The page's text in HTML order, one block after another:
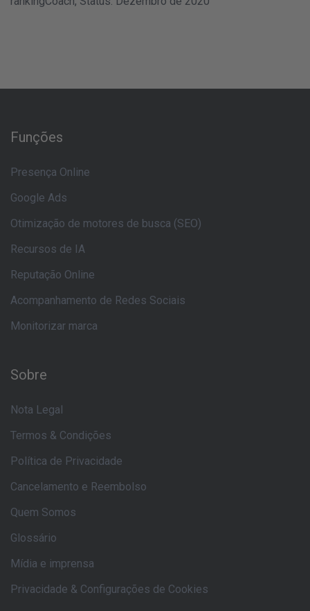
Funções
Presença Online
Google Ads
Otimização de motores de busca (SEO)
Recursos de IA
Reputação Online
Acompanhamento de Redes Sociais
Monitorizar marca
Sobre
Nota Legal
Termos & Condições
Política de Privacidade
Cancelamento e Reembolso
Quem Somos
Glossário
Mídia e imprensa
Privacidade & Configurações de Cookies